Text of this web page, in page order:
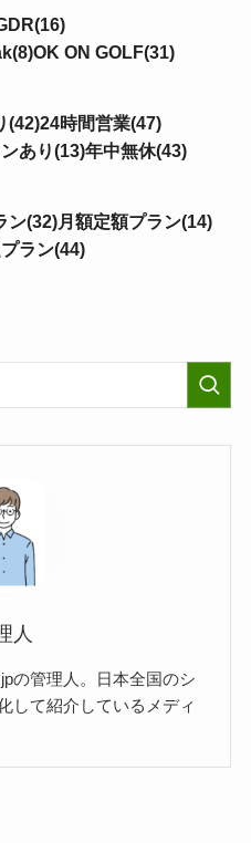
OK ON GOLF(31)
(42)24時間営業(47)
あり(13)年中無休(43)
ン(32)月額定額プラン(14)
ラン(44)
人
の管理人。日本全国のシ
して紹介しているメディ